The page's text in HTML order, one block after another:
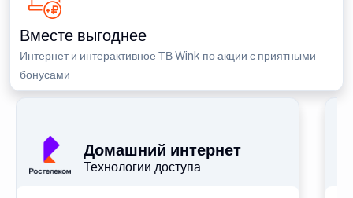
Вместе выгоднее
Интернет и интерактивное ТВ Wink по акции с приятными
бонусами
Домашний интернет
Технологии доступа